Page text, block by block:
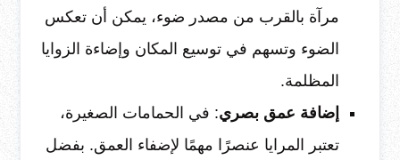
مرآة بالقرب من مصدر ضوء، يمكن أن تعكس
الضوء وتسهم في توسيع المكان وإضاءة الزوايا
المظلمة.
إضافة عمق بصري: في الحمامات الصغيرة،
تعتبر المرايا عنصرًا مهمًا لإضفاء العمق. بفضل